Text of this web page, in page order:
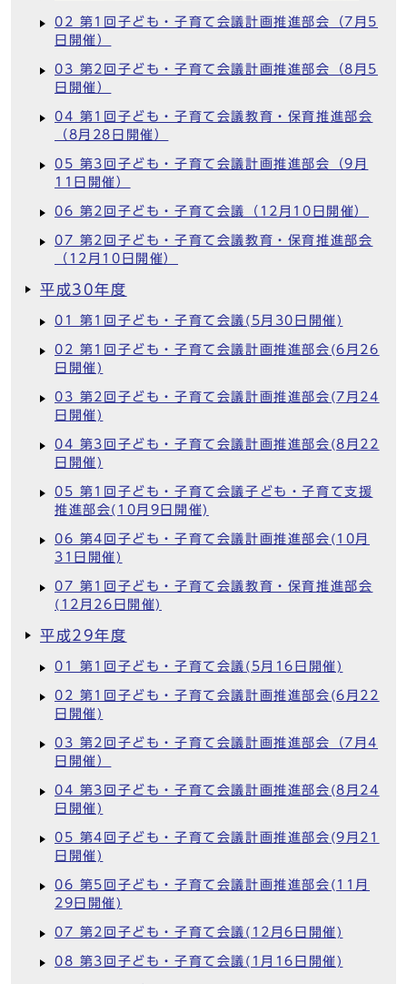
02 第1回子ども・子育て会議計画推進部会（7月5
日開催）
03 第2回子ども・子育て会議計画推進部会（8月5
日開催）
04 第1回子ども・子育て会議教育・保育推進部会
（8月28日開催）
05 第3回子ども・子育て会議計画推進部会（9月
11日開催）
06 第2回子ども・子育て会議（12月10日開催）
07 第2回子ども・子育て会議教育・保育推進部会
（12月10日開催）
平成30年度
01 第1回子ども・子育て会議(5月30日開催)
02 第1回子ども・子育て会議計画推進部会(6月26
日開催)
03 第2回子ども・子育て会議計画推進部会(7月24
日開催)
04 第3回子ども・子育て会議計画推進部会(8月22
日開催)
05 第1回子ども・子育て会議子ども・子育て支援
推進部会(10月9日開催)
06 第4回子ども・子育て会議計画推進部会(10月
31日開催)
07 第1回子ども・子育て会議教育・保育推進部会
(12月26日開催)
平成29年度
01 第1回子ども・子育て会議(5月16日開催)
02 第1回子ども・子育て会議計画推進部会(6月22
日開催)
03 第2回子ども・子育て会議計画推進部会（7月4
日開催）
04 第3回子ども・子育て会議計画推進部会(8月24
日開催)
05 第4回子ども・子育て会議計画推進部会(9月21
日開催)
06 第5回子ども・子育て会議計画推進部会(11月
29日開催)
07 第2回子ども・子育て会議(12月6日開催)
08 第3回子ども・子育て会議(1月16日開催)